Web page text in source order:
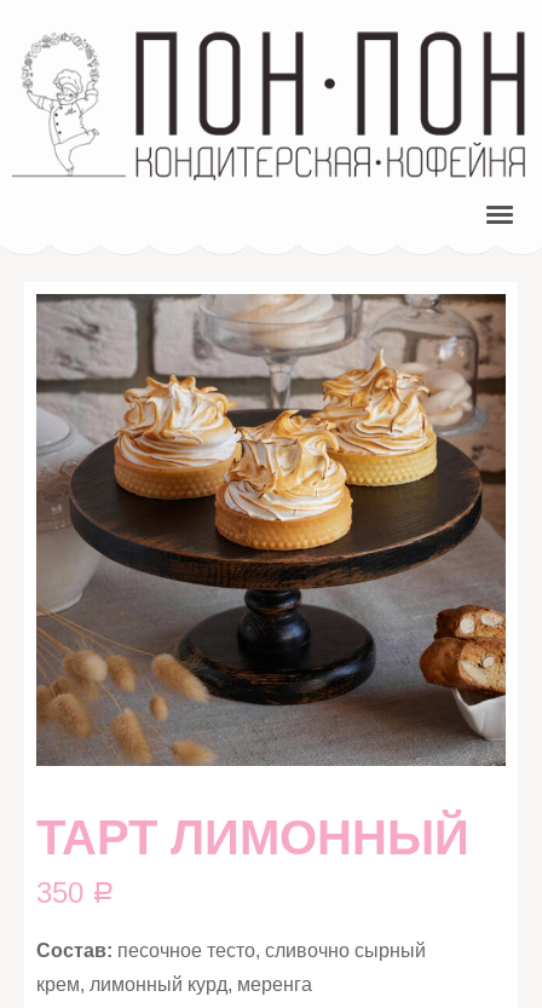
ТАРТ ЛИМОННЫЙ
350 Р
Состав: песочное тесто, сливочно сырный
крем, лимонный курд, меренга